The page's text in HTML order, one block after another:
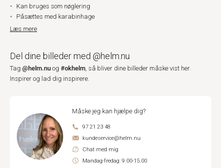
Kan bruges som nøglering
Påsættes med karabinhage
Læs mere
Del dine billeder med @helm.nu
Tag @helm.nu og #okhelm, så bliver dine billeder måske vist her.
Inspirer og lad dig inspirere.
Måske jeg kan hjælpe dig?
97 21 23 48
kundeservice@helm.nu
Chat med mig
Mandag-fredag: 9.00-15.00